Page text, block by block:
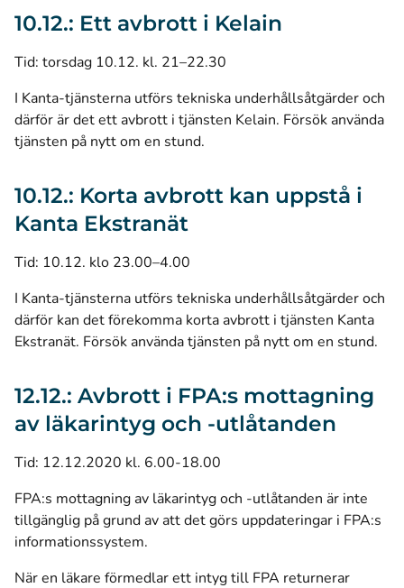
10.12.: Ett avbrott i Kelain
Tid: torsdag 10.12. kl. 21–22.30
I Kanta-tjänsterna utförs tekniska underhållsåtgärder och
därför är det ett avbrott i tjänsten Kelain. Försök använda
tjänsten på nytt om en stund.
10.12.: Korta avbrott kan uppstå i
Kanta Ekstranät
Tid: 10.12. klo 23.00–4.00
I Kanta-tjänsterna utförs tekniska underhållsåtgärder och
därför kan det förekomma korta avbrott i tjänsten Kanta
Ekstranät. Försök använda tjänsten på nytt om en stund.
12.12.: Avbrott i FPA:s mottagning
av läkarintyg och -utlåtanden
Tid: 12.12.2020 kl. 6.00-18.00
FPA:s mottagning av läkarintyg och -utlåtanden är inte
tillgänglig på grund av att det görs uppdateringar i FPA:s
informationssystem.
När en läkare förmedlar ett intyg till FPA returnerar